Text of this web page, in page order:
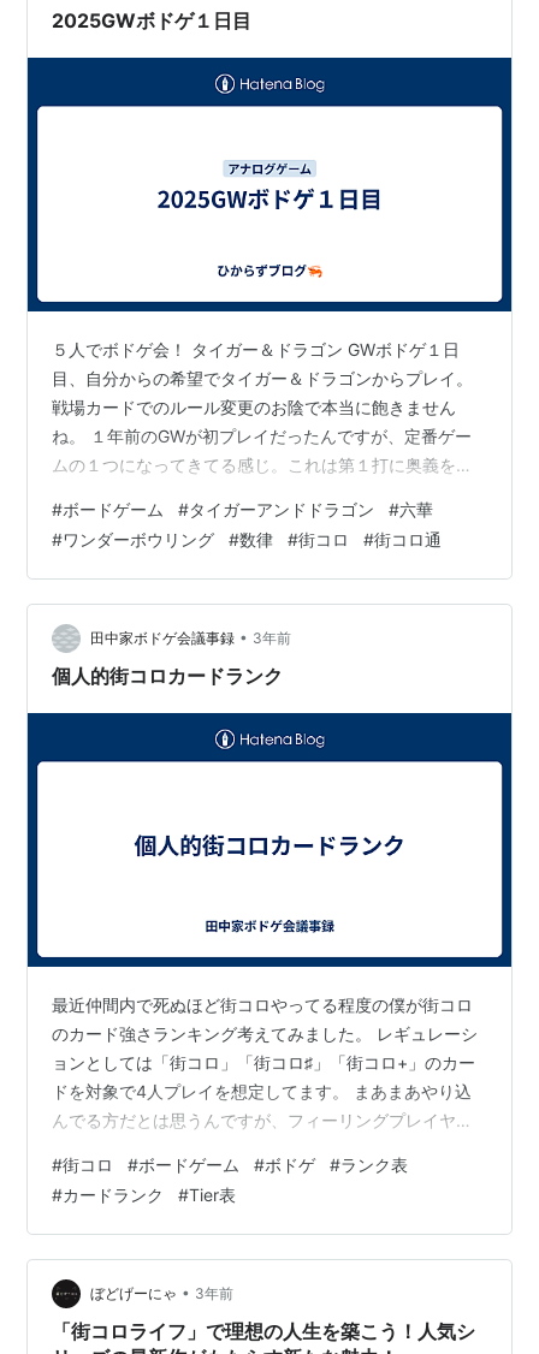
2025GWボドゲ１日目
５人でボドゲ会！ タイガー＆ドラゴン GWボドゲ１日
目、自分からの希望でタイガー＆ドラゴンからプレイ。
戦場カードでのルール変更のお陰で本当に飽きません
ね。 １年前のGWが初プレイだったんですが、定番ゲー
ムの１つになってきてる感じ。これは第１打に奥義を使
らえた回。 みんな・・・・・・なぜ・・・・・・・？今
回は「逆に１周ボーナスで伏せさせられても困る
が？？」という状況になり 牌を１枚伏せたせいで勝ち筋
が見えなくなっちゃうのが何回かあって、印象に残って
ます。 伏せ牌による情報の非対称性で得るアドバンテー
ジに １枚減らされることが見合ってないと感じ…
#ボードゲーム #タイガーアンドドラゴン #六華
#ワンダーボウリング #数律 #街コロ #街コロ通
田中家ボドゲ会議事録 • 3年前
個人的街コロカードランク
最近仲間内で死ぬほど街コロやってる程度の僕が街コロ
のカード強さランキング考えてみました。 レギュレーシ
ョンとしては「街コロ」「街コロ♯」「街コロ+」のカー
ドを対象で4人プレイを想定してます。 まあまあやり込
んでる方だとは思うんですが、フィーリングプレイヤー
強くね？？くらいノリで作ってるので話半分見てもらえ
たら嬉しいです。 あと筆者が赤カードあんま使わないの
もあって赤カードは評価低めかも。 【SS】 ビジネスセ
ンター これはヤバい。ぶっちぎりで最強カードだと思
う。 発動するだけで自分の強化から相手のコンボ阻止ま
でなんでもできる。 これが誰かに取ら…
#街コロ #ボードゲーム #ボドゲ #ランク表
#カードランク #Tier表
ぼどげーにゃ • 3年前
​​「街コロライフ」で理想の人生を築こう！人気シ